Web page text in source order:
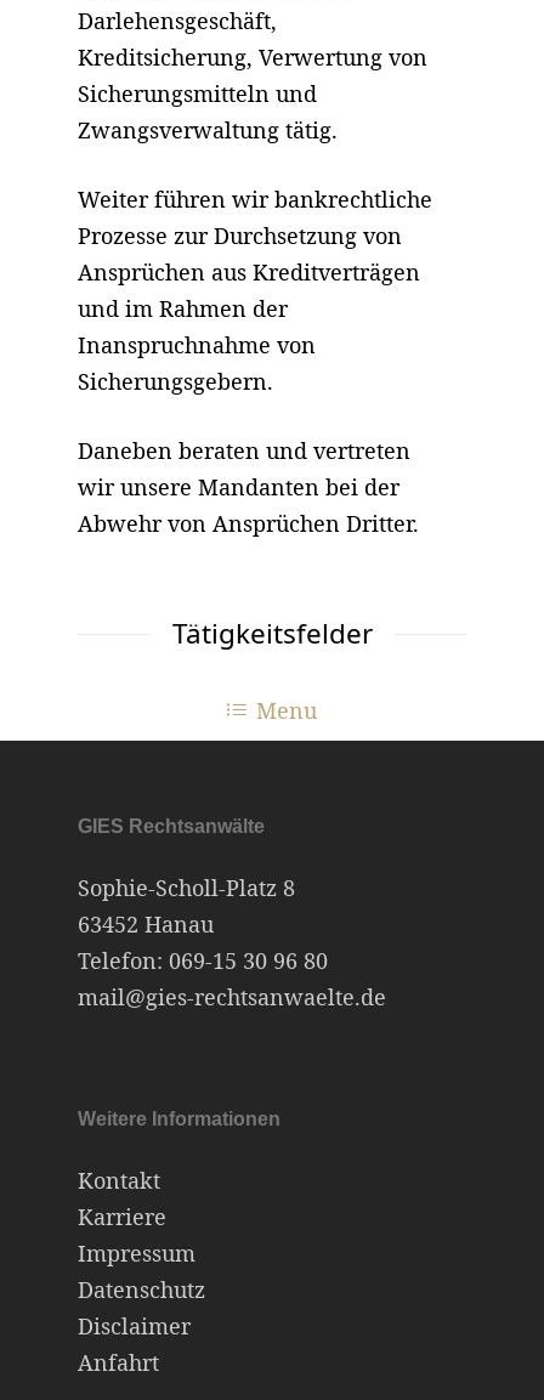
Darlehensgeschäft,
Kreditsicherung, Verwertung von
Sicherungsmitteln und
Zwangsverwaltung tätig.
Weiter führen wir bankrechtliche
Prozesse zur Durchsetzung von
Ansprüchen aus Kreditverträgen
und im Rahmen der
Inanspruchnahme von
Sicherungsgebern.
Daneben beraten und vertreten
wir unsere Mandanten bei der
Abwehr von Ansprüchen Dritter.
Tätigkeitsfelder
Menu
GIES Rechtsanwälte
Sophie-Scholl-Platz 8
63452 Hanau
Telefon: 069-15 30 96 80
mail@gies-rechtsanwaelte.de
Weitere Informationen
Kontakt
Karriere
Impressum
Datenschutz
Disclaimer
Anfahrt